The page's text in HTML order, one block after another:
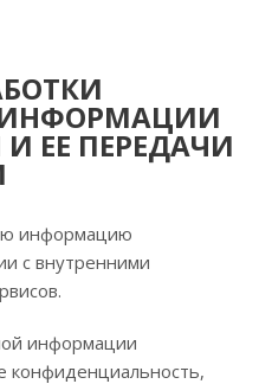
ЕЕ ПЕРЕДАЧИ
информацию
с внутренними
информации
конфиденциальность,